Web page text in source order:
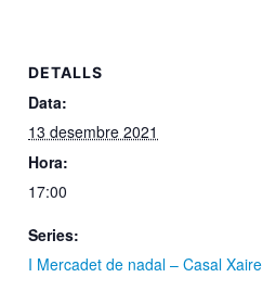
DETALLS
Data:
13 desembre 2021
Hora:
17:00
Series:
I Mercadet de nadal – Casal Xaire